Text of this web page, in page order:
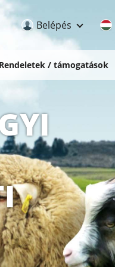
Belépés
Rendeletek / támogatások